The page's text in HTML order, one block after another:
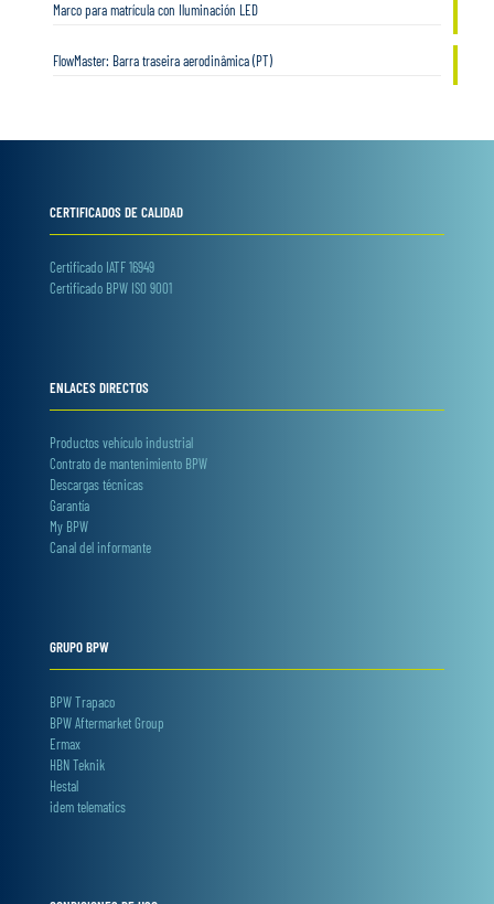
Marco para matrícula con Iluminación LED
FlowMaster: Barra traseira aerodinâmica (PT)
CERTIFICADOS DE CALIDAD
Certificado IATF 16949
Certificado BPW ISO 9001
ENLACES DIRECTOS
Productos vehículo industrial
Contrato de mantenimiento BPW
Descargas técnicas
Garantía
My BPW
Canal del informante
GRUPO BPW
BPW Trapaco
BPW Aftermarket Group
Ermax
HBN Teknik
Hestal
idem telematics